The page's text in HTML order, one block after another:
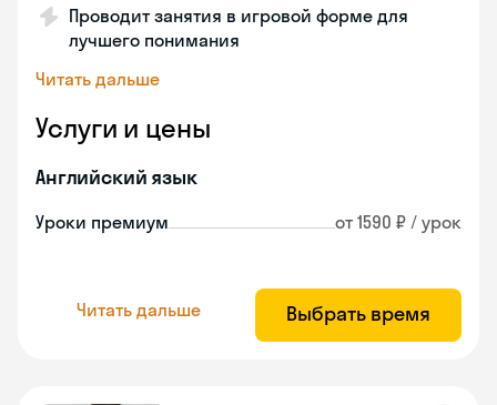
Проводит занятия в игровой форме для
лучшего понимания
Читать дальше
Услуги и цены
Английский язык
Уроки премиум от 1590 ₽ / урок
Читать дальше Выбрать время